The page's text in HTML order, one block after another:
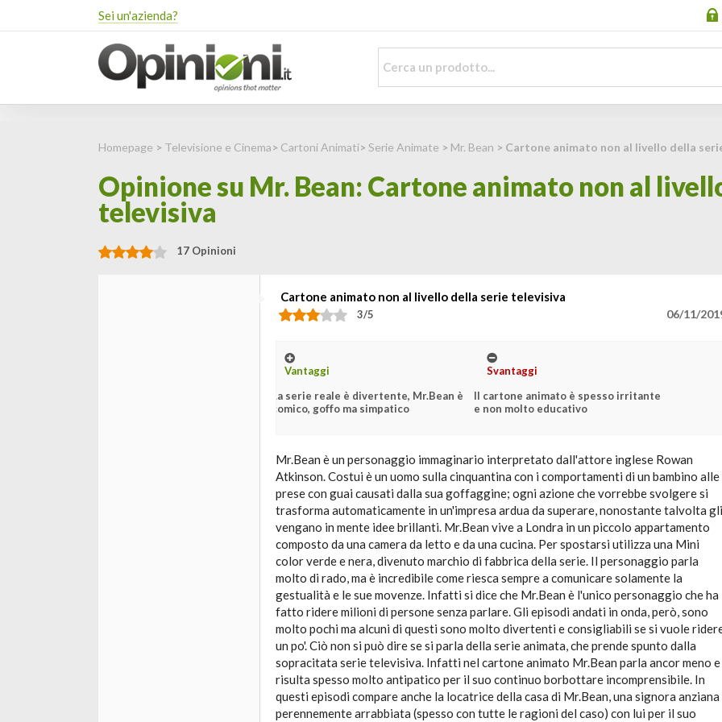
Sei un'azienda?
Homepage > Televisione e Cinema> Cartoni Animati>Serie Animate > Mr. Bean > Cartone animato non al livello della
Opinione su Mr. Bean: Cartone animato non al
televisiva
17 Opinioni
Cartone animato non al livello della serie televisiva
3/5 06/11/
Vantaggi
La serie reale è divertente, Mr.Bean è
comico, goffo ma simpatico
Svantaggi
Il cartone animato è spesso irritante
e non molto educativo
Mr.Bean è un personaggio immaginario interpretato dall'attore inglese Rowan
Atkinson. Costui è un uomo sulla cinquantina con i comportamenti di un bambino alle
prese con guai causati dalla sua goffaggine; ogni azione che vorrebbe svolgere si
trasforma automaticamente in un'impresa ardua da superare, nonostante talvolta gli
vengano in mente idee brillanti. Mr.Bean vive a Londra in un piccolo appartamento
composto da una camera da letto e da una cucina. Per spostarsi utilizza una Mini
color verde e nera, divenuto marchio di fabbrica della serie. Il personaggio parla
molto di rado, ma è incredibile come riesca sempre a comunicare solamente la
gestualità e le sue movenze. Infatti si dice che Mr.Bean è l'unico personaggio che ha
fatto ridere milioni di persone senza parlare. Gli episodi andati in onda, però, sono
molto pochi ma alcuni di questi sono molto divertenti e consigliabili se si vuole
un po'. Ciò non si può dire se si parla della serie animata, che prende spunto dalla
sopracitata serie televisiva. Infatti nel cartone animato Mr.Bean parla ancor meno e
risulta spesso molto antipatico per il suo continuo borbottare incomprensibile. In
questi episodi compare anche la locatrice della casa di Mr.Bean, una signora anziana
perennemente arrabbiata (spesso con tutte le ragioni del caso) con lui per il suo